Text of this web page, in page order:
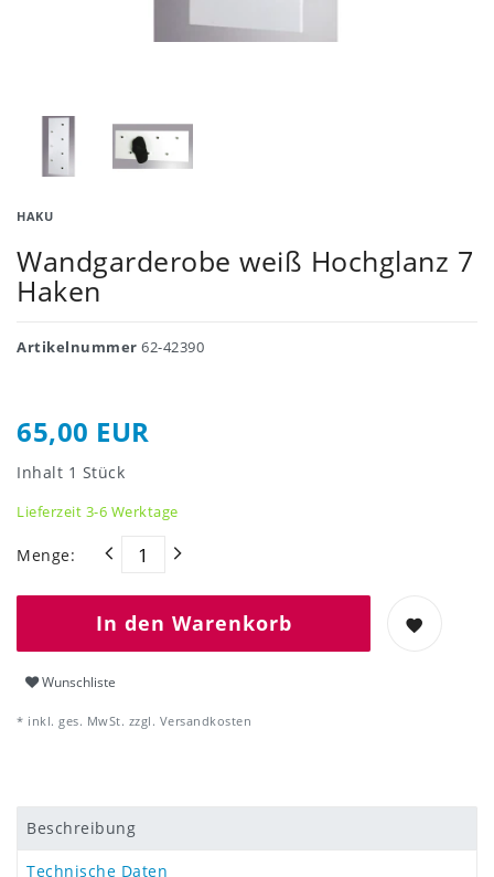
HAKU
Wandgarderobe weiß Hochglanz 7
Haken
Artikelnummer 62-42390
65,00 EUR
Inhalt 1 Stück
Lieferzeit 3-6 Werktage
Menge:
In den Warenkorb
Wunschliste
* inkl. ges. MwSt. zzgl. Versandkosten
Beschreibung
Technische Daten